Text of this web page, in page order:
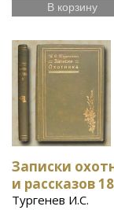
В корзину
Записки
и рассказов
Тургенев И.С.